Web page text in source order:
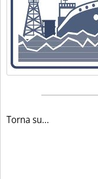
Lista allegati
Torna su...